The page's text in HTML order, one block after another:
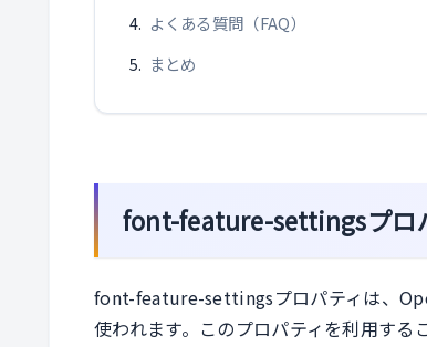
よくある質問（FAQ）
まとめ
font-feature-settingsプロ
font-feature-settingsプロパティは、
使われます。このプロパティを利用す